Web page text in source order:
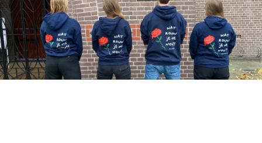
hoofdinhoud